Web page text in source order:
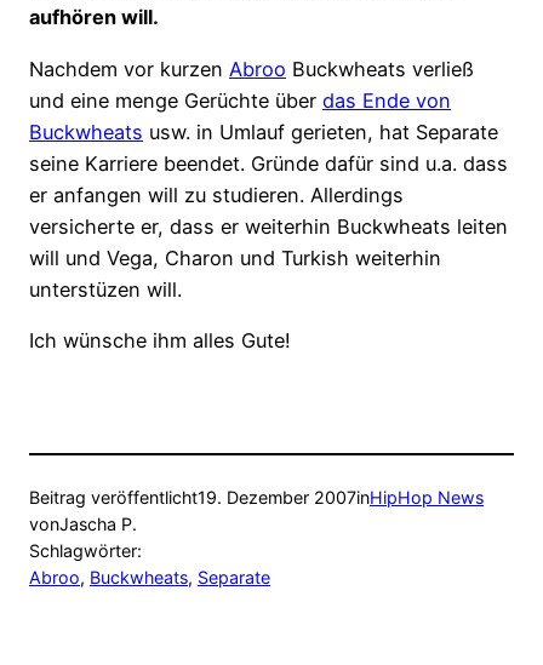
aufhören will.
Nachdem vor kurzen Abroo Buckwheats verließ
und eine menge Gerüchte über das Ende von
Buckwheats usw. in Umlauf gerieten, hat Separate
seine Karriere beendet. Gründe dafür sind u.a. dass
er anfangen will zu studieren. Allerdings
versicherte er, dass er weiterhin Buckwheats leiten
will und Vega, Charon und Turkish weiterhin
unterstüzen will.
Ich wünsche ihm alles Gute!
Beitrag veröffentlicht19. Dezember 2007inHipHop News
vonJascha P.
Schlagwörter:
Abroo, Buckwheats, Separate